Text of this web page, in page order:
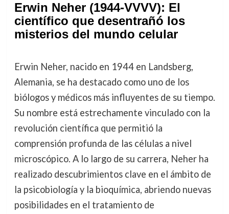
Erwin Neher (1944-VVVV): El
científico que desentrañó los
misterios del mundo celular
Erwin Neher, nacido en 1944 en Landsberg,
Alemania, se ha destacado como uno de los
biólogos y médicos más influyentes de su tiempo.
Su nombre está estrechamente vinculado con la
revolución científica que permitió la
comprensión profunda de las células a nivel
microscópico. A lo largo de su carrera, Neher ha
realizado descubrimientos clave en el ámbito de
la psicobiología y la bioquímica, abriendo nuevas
posibilidades en el tratamiento de